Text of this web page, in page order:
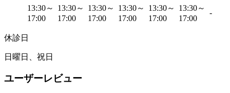
13:30～
17:00
13:30～
17:00
13:30～
17:00
13:30～
17:00
13:30～
17:00
13:30～
17:00
-
休診日
日曜日、祝日
ユーザーレビュー